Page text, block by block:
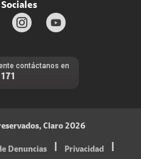
Sociales
contáctanos en
Claro 2026
Denuncias Privacidad